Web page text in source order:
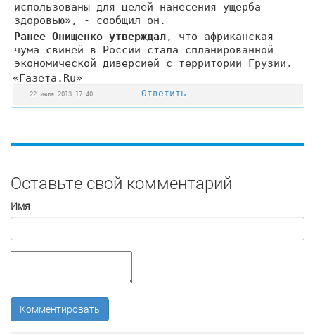
использованы для целей нанесения ущерба
здоровью», - сообщил он.
Ранее Онищенко утверждал, что африканская
чума свиней в России стала спланированной
экономической диверсией с территории Грузии.
«Газета.Ru»
22 июля 2013 17:40 Ответить
Оставьте свой комментарий
Имя
Комментировать